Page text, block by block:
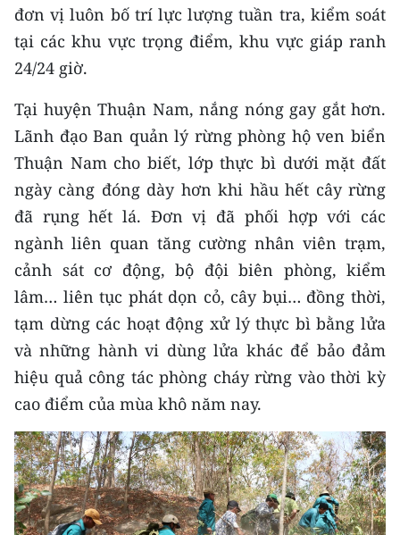
đơn vị luôn bố trí lực lượng tuần tra, kiểm soát
tại các khu vực trọng điểm, khu vực giáp ranh
24/24 giờ.
Tại huyện Thuận Nam, nắng nóng gay gắt hơn.
Lãnh đạo Ban quản lý rừng phòng hộ ven biển
Thuận Nam cho biết, lớp thực bì dưới mặt đất
ngày càng đóng dày hơn khi hầu hết cây rừng
đã rụng hết lá. Đơn vị đã phối hợp với các
ngành liên quan tăng cường nhân viên trạm,
cảnh sát cơ động, bộ đội biên phòng, kiểm
lâm… liên tục phát dọn cỏ, cây bụi… đồng thời,
tạm dừng các hoạt động xử lý thực bì bằng lửa
và những hành vi dùng lửa khác để bảo đảm
hiệu quả công tác phòng cháy rừng vào thời kỳ
cao điểm của mùa khô năm nay.